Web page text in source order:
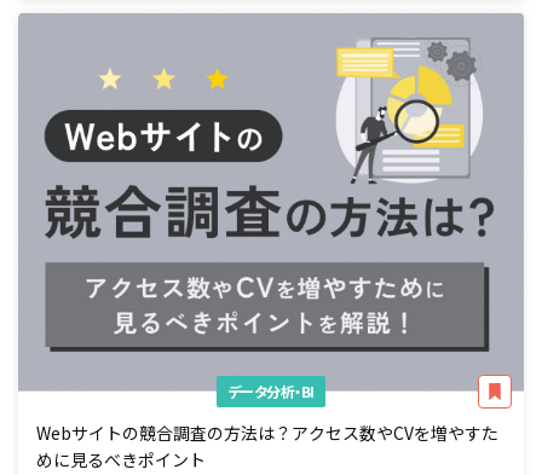
データ分析・BI
Webサイトの競合調査の方法は？アクセス数やCVを増やすた
めに見るべきポイント